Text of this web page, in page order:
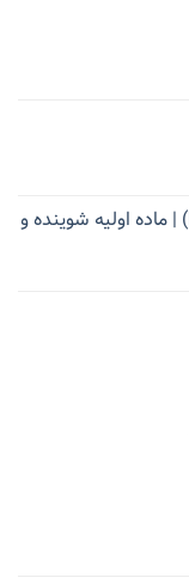
صابون پتاسیم لورات (LPS 35%) | ماده اولیه شوینده و